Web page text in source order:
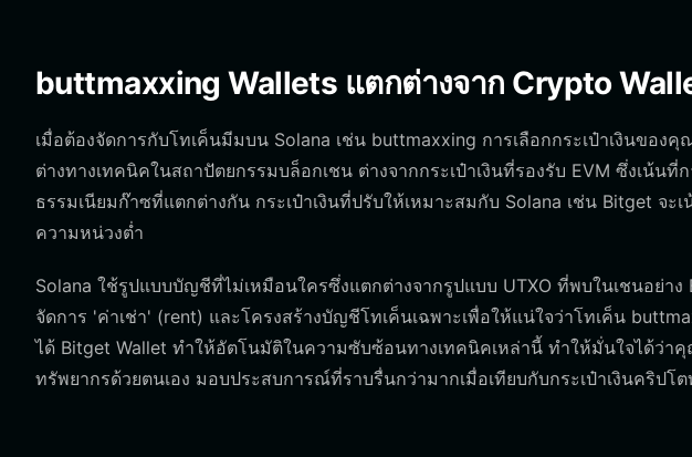
buttmaxxing Wallets แตกต่างจาก Crypto
เมื่อต้องจัดการกับโทเค็นมีมบน Solana เช่น buttmaxxing การเลือกกระเป๋าเงินของ
ต่างทางเทคนิคในสถาปัตยกรรมบล็อกเชน ต่างจากกระเป๋าเงินที่รองรับ EVM ซึ่งเน้
ธรรมเนียมก๊าซที่แตกต่างกัน กระเป๋าเงินที่ปรับให้เหมาะสมกับ Solana เช่น Bitget จ
ความหน่วงต่ำ
Solana ใช้รูปแบบบัญชีที่ไม่เหมือนใครซึ่งแตกต่างจากรูปแบบ UTXO ที่พบในเชนอย่าง
จัดการ 'ค่าเช่า' (rent) และโครงสร้างบัญชีโทเค็นเฉพาะเพื่อให้แน่ใจว่าโทเค็น
ได้ Bitget Wallet ทำให้อัตโนมัติในความซับซ้อนทางเทคนิคเหล่านี้ ทำให้มั่นใจได้ว่า
ทรัพยากรด้วยตนเอง มอบประสบการณ์ที่ราบรื่นกว่ามากเมื่อเทียบกับกระเป๋าเงินคริปโ